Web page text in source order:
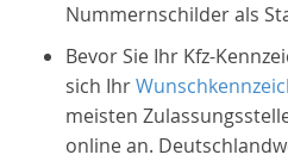
Nummernschilder als
Bevor Sie Ihr Kfz-
sich Ihr
meisten
online an.